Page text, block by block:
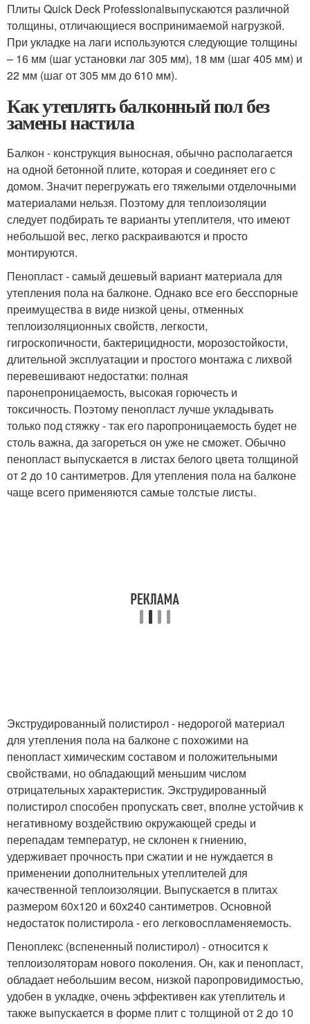
Плиты Quick Deck Professionalвыпускаются различной
толщины, отличающиеся воспринимаемой нагрузкой.
При укладке на лаги используются следующие толщины
– 16 мм (шаг установки лаг 305 мм), 18 мм (шаг 405 мм) и
22 мм (шаг от 305 мм до 610 мм).
Как утеплять балконный пол без
замены настила
Балкон - конструкция выносная, обычно располагается
на одной бетонной плите, которая и соединяет его с
домом. Значит перегружать его тяжелыми отделочными
материалами нельзя. Поэтому для теплоизоляции
следует подбирать те варианты утеплителя, что имеют
небольшой вес, легко раскраиваются и просто
монтируются.
Пенопласт - самый дешевый вариант материала для
утепления пола на балконе. Однако все его бесспорные
преимущества в виде низкой цены, отменных
теплоизоляционных свойств, легкости,
гигроскопичности, бактерицидности, морозостойкости,
длительной эксплуатации и простого монтажа с лихвой
перевешивают недостатки: полная
паронепроницаемость, высокая горючесть и
токсичность. Поэтому пенопласт лучше укладывать
только под стяжку - так его паропроницаемость будет не
столь важна, да загореться он уже не сможет. Обычно
пенопласт выпускается в листах белого цвета толщиной
от 2 до 10 сантиметров. Для утепления пола на балконе
чаще всего применяются самые толстые листы.
Экструдированный полистирол - недорогой материал
для утепления пола на балконе с похожими на
пенопласт химическим составом и положительными
свойствами, но обладающий меньшим числом
отрицательных характеристик. Экструдированный
полистирол способен пропускать свет, вполне устойчив к
негативному воздействию окружающей среды и
перепадам температур, не склонен к гниению,
удерживает прочность при сжатии и не нуждается в
применении дополнительных утеплителей для
качественной теплоизоляции. Выпускается в плитах
размером 60х120 и 60х240 сантиметров. Основной
недостаток полистирола - его легковоспламеняемость.
Пеноплекс (вспененный полистирол) - относится к
теплоизоляторам нового поколения. Он, как и пенопласт,
обладает небольшим весом, низкой паропровидимостью,
удобен в укладке, очень эффективен как утеплитель и
также выпускается в форме плит с толщиной от 2 до 10